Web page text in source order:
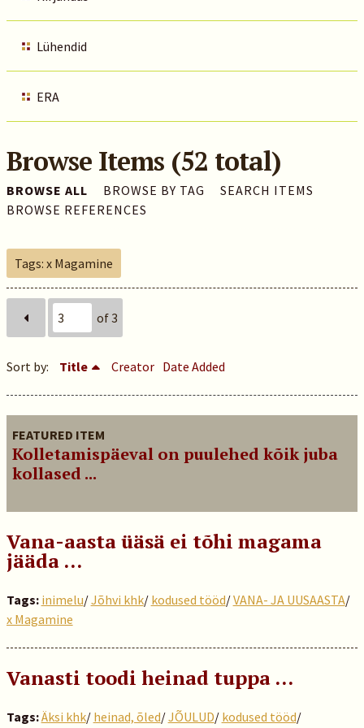
Lühendid
ERA
Browse Items (52 total)
BROWSE ALL BROWSE BY TAG
SEARCH ITEMS
BROWSE REFERENCES
Tags: x Magamine
of 3
Sort by: Title Creator Date Added
FEATURED ITEM
Kolletamispäeval on puulehed kõik juba
kollased ...
Vana-aasta üäsä ei tõhi magama
jääda …
Tags: inimelu/Jõhvi khk/ kodused tööd/VANA- JA UUSAASTA/
x Magamine
Vanasti toodi heinad tuppa …
Tags:Äksi khk/ heinad, õled/JÕULUD/ kodused tööd/